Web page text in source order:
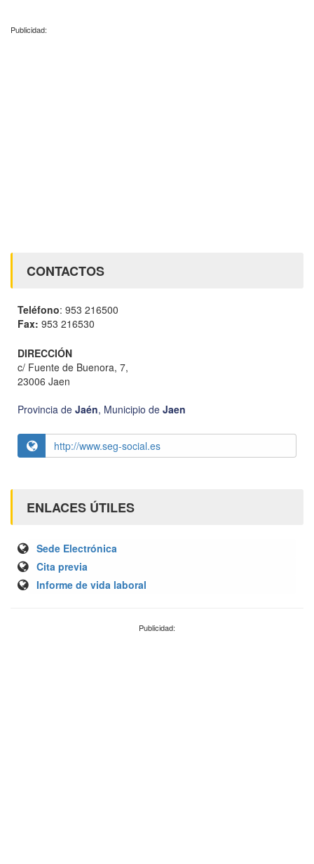
Publicidad:
CONTACTOS
Teléfono: 953 216500
Fax: 953 216530
DIRECCIÓN
c/ Fuente de Buenora, 7,
23006 Jaen
Provincia de Jaén, Municipio de Jaen
http://www.seg-social.es
ENLACES ÚTILES
Sede Electrónica
Cita previa
Informe de vida laboral
Publicidad: